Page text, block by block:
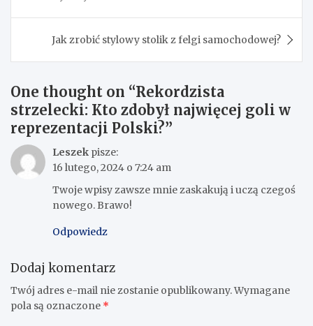
Jak zrobić stylowy stolik z felgi samochodowej?
One thought on “Rekordzista
strzelecki: Kto zdobył najwięcej goli w
reprezentacji Polski?”
Leszek pisze:
16 lutego, 2024 o 7:24 am
Twoje wpisy zawsze mnie zaskakują i uczą czegoś
nowego. Brawo!
Odpowiedz
Dodaj komentarz
Twój adres e-mail nie zostanie opublikowany.Wymagane
pola są oznaczone *